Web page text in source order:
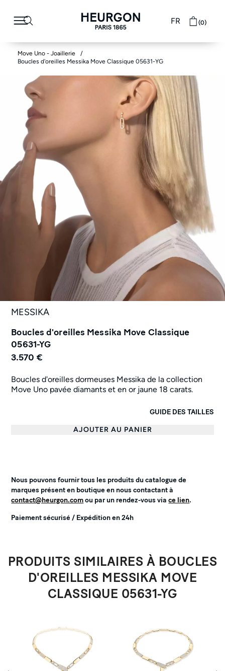
FR (0)
Move Uno - Joaillerie
Boucles d'oreilles Messika Move Classique 05631-YG
MESSIKA
Boucles d'oreilles Messika Move Classique
05631-YG
3.570 €
Boucles d'oreilles dormeuses Messika de la collection
Move Uno pavée diamants et en or jaune 18 carats.
GUIDE DES TAILLES
AJOUTER AU PANIER
Nous pouvons fournir tous les produits du catalogue de
marques présent en boutique en nous contactant à
contact@heurgon.comou par un rendez-vous viace lien.
Paiement sécurisé / Expédition en 24h
PRODUITS SIMILAIRES À BOUCLES
D'OREILLES MESSIKA MOVE
CLASSIQUE 05631-YG